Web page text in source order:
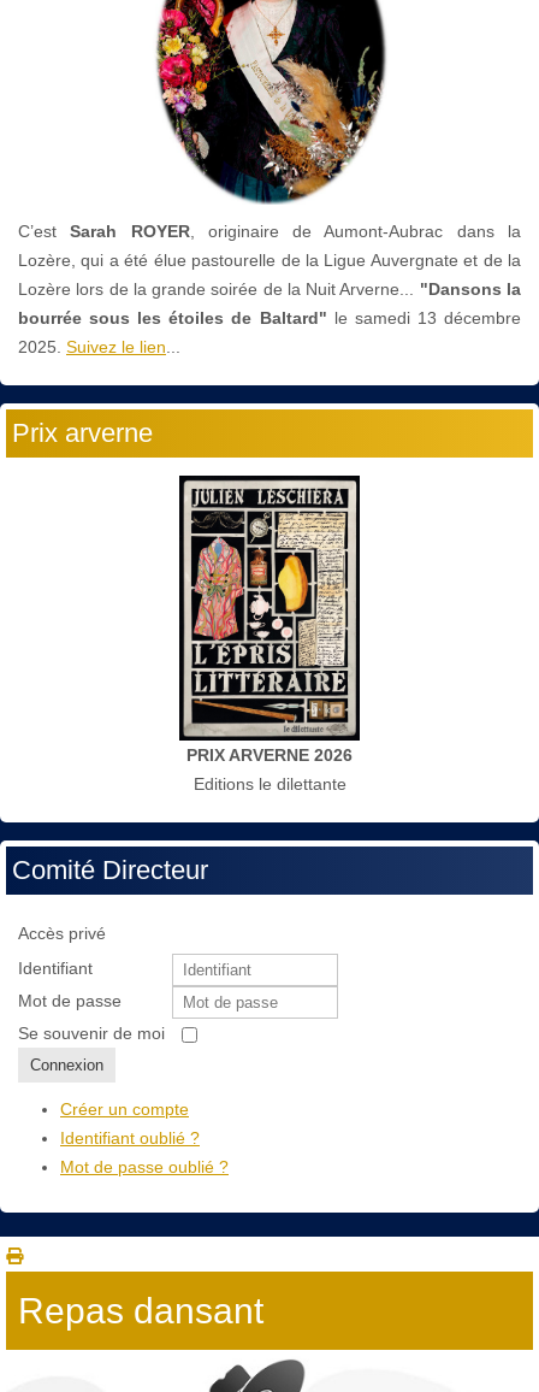
C’estSarah ROYER, originaire de Aumont-Aubrac dans la
Lozère, qui a été élue pastourelle de la Ligue Auvergnate et de la
Lozère lors de la grande soirée de la Nuit Arverne... "Dansons la
bourrée sous les étoiles de Baltard" le samedi 13 décembre
2025. Suivez le lien...
Prix arverne
PRIX ARVERNE 2026
Editions le dilettante
Comité Directeur
Accès privé
Identifiant
Mot de passe
Se souvenir de moi
Connexion
Créer un compte
Identifiant oublié ?
Mot de passe oublié ?
Repas dansant